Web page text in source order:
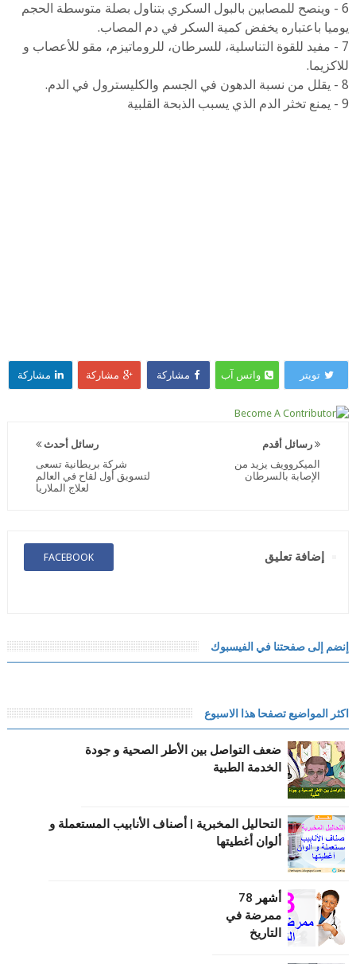
6 - وينصح للمصابين بالبول السكري بتناول بصلة متوسطة الحجم
يوميا باعتباره يخفض ‏‏كمية السكر في دم المصاب.
7 - مفيد للقوة التناسلية، للسرطان، للروماتيزم، مقو للأعصاب و
للاكزيما.
8 - يقلل من نسبة الدهون في الجسم والكليسترول في الدم.
9 - يمنع تخثر الدم الذي يسبب الذبحة القلبية
تويتر واتس آب مشاركة مشاركة مشاركة
رسائل أحدث
شركة بريطانية تسعى
لتسويق أول لقاح في العالم
لعلاج الملاريا
رسائل أقدم
الميكروويف يزيد من
الإصابة بالسرطان
إضافة تعليق FACEBOOK
إنضم إلى صفحتنا في الفيسبوك
اكثر المواضيع تصفحا هذا الاسبوع
ضعف التواصل بين الأطر الصحية و جودة
الخدمة الطبية
التحاليل المخبرية | أصناف الأنابيب المستعملة و
ألوان أغطيتها
أشهر 78
ممرضة في
التاريخ